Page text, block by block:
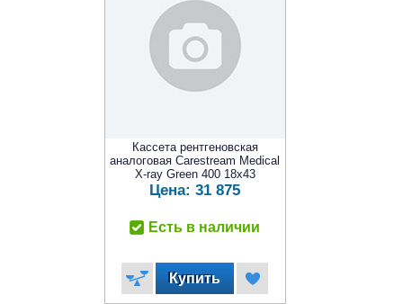
Кассета рентгеновская
аналоговая Carestream Medical
X-ray Green 400 18x43
Цена: 31 875
Есть в наличии